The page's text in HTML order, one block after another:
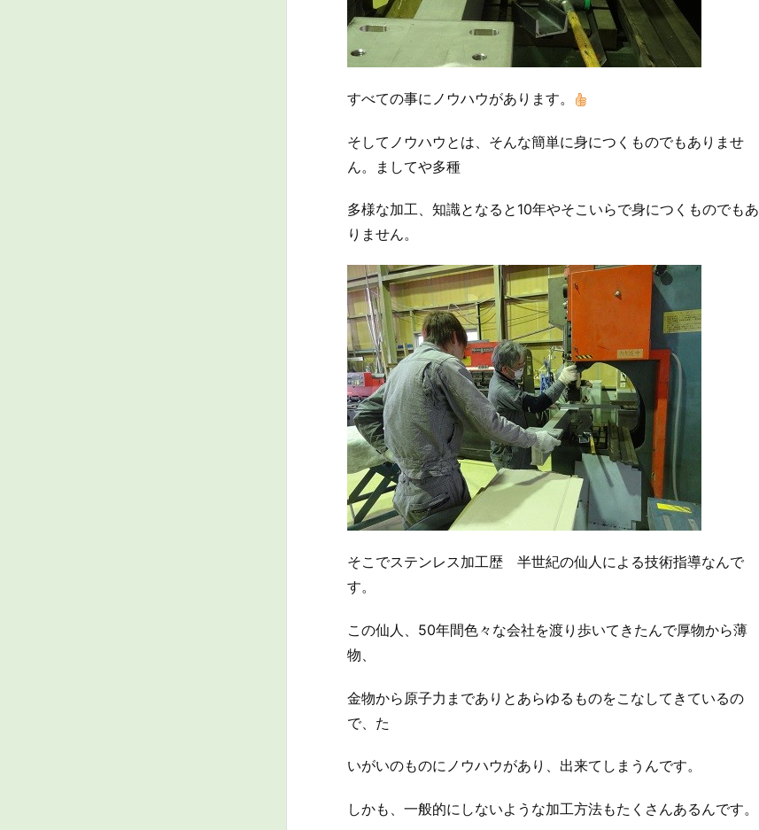
すべての事にノウハウがあります。
そしてノウハウとは、そんな簡単に身につくものでもありませ
ん。ましてや多種
多様な加工、知識となると10年やそこいらで身につくものでもあ
りません。
そこでステンレス加工歴 半世紀の仙人による技術指導なんで
す。
この仙人、50年間色々な会社を渡り歩いてきたんで厚物から薄
物、
金物から原子力までありとあらゆるものをこなしてきているの
で、た
いがいのものにノウハウがあり、出来てしまうんです。
しかも、一般的にしないような加工方法もたくさんあるんです。